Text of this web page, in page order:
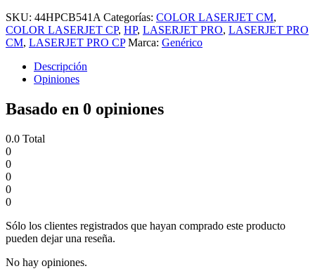
SKU: 44HPCB541A Categorías: COLOR LASERJET CM,
COLOR LASERJET CP, HP, LASERJET PRO, LASERJET PRO
CM, LASERJET PRO CP Marca: Genérico
Descripción
Opiniones
Basado en 0 opiniones
0.0 Total
0
0
0
0
0
Sólo los clientes registrados que hayan comprado este producto
pueden dejar una reseña.
No hay opiniones.